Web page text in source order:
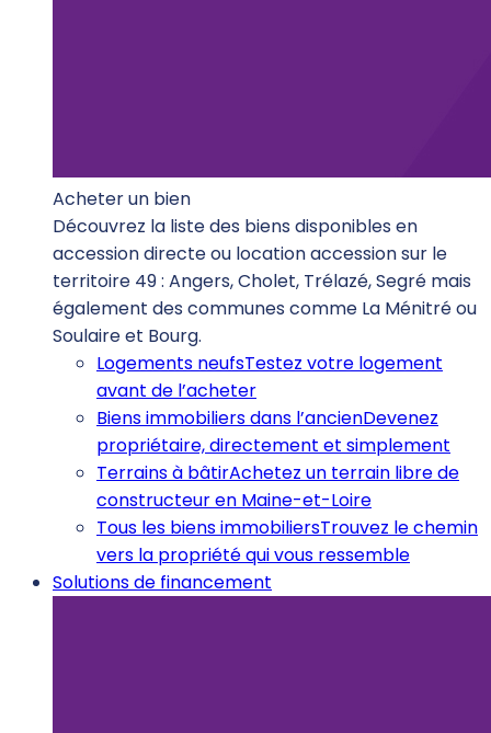
Acheter un bien
Découvrez la liste des biens disponibles en
accession directe ou location accession sur le
territoire 49 : Angers, Cholet, Trélazé, Segré mais
également des communes comme La Ménitré ou
Soulaire et Bourg.
Logements neufsTestez votre logement
avant de l’acheter
Biens immobiliers dans l’ancienDevenez
propriétaire, directement et simplement
Terrains à bâtirAchetez un terrain libre de
constructeur en Maine-et-Loire
Tous les biens immobiliersTrouvez le chemin
vers la propriété qui vous ressemble
Solutions de financement